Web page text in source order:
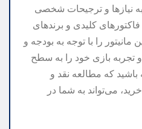
به نیازها و ترجیحات شخصی
کلیدی و برندهای
را با توجه به بودجه و
تجربه بازی خود را به سطح
باشید که مطالعه نقد و
می‌تواند به شما در